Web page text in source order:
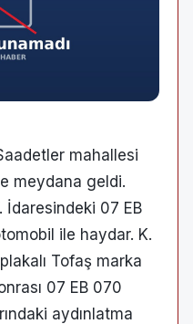
mahallesi
meydana geldi.
İdaresindeki 07 EB
ile haydar. K.
Tofaş marka
07 EB 070
aydınlatma